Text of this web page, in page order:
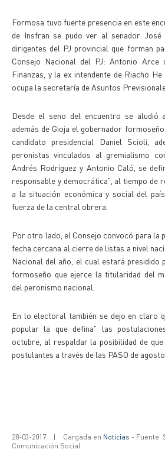
Formosa tuvo fuerte presencia en este
de Insfran se pudo ver al senador
dirigentes del PJ provincial que forman
Consejo Nacional del PJ: Antonio
Finanzas, y la ex intendente de Riacho
ocupa la secretaría de Asuntos
Desde el seno del encuentro se aludió
además de Gioja el gobernador
candidato presidencial Daniel Scioli,
peronistas vinculados al gremialismo
Andrés Rodríguez y Antonio Caló, se
responsable y democrática", al tiempo de
a la situación económica y social del
fuerza de la central obrera.
Por otro lado, el Consejo convocó para la
fecha cercana al cierre de listas a nivel
Nacional del año, el cual estará presidido
formoseño que ejerce la titularidad del
del peronismo nacional.
En lo electoral también se dejo en claro
popular la que defina" las
octubre, al respaldar la posibilidad de
postulantes a través de las PASO de agosto
28-03-2017 | Cargada en Noticias - Fuente:
Comunicación Social